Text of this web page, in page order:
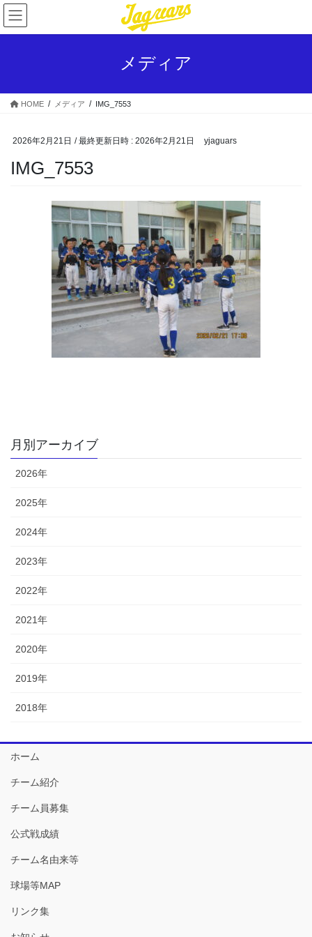
コ
ン
テ
ス
ナ
ビ
ゲ
ン
メディア
HOME メディア IMG_7553
2026年2月21日 / 最終更新日時 : 2026年2月21日 yjaguars
IMG_7553
月別アーカイブ
2026年
2025年
2024年
2023年
2022年
2021年
2020年
2019年
2018年
ホーム
チーム紹介
チーム員募集
公式戦成績
チーム名由来等
球場等MAP
リンク集